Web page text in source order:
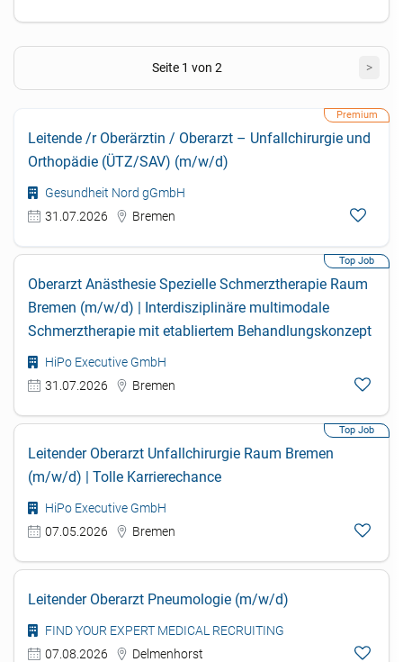
Seite 1 von 2 >
Leitende /r Oberärztin / Oberarzt – Unfallchirurgie und
Orthopädie (ÜTZ/SAV) (m/w/d)
Gesundheit Nord gGmbH
31.07.2026
Bremen
Oberarzt Anästhesie Spezielle Schmerztherapie Raum
Bremen (m/w/d) | Interdisziplinäre multimodale
Schmerztherapie mit etabliertem Behandlungskonzept
HiPo Executive GmbH
31.07.2026
Bremen
Leitender Oberarzt Unfallchirurgie Raum Bremen
(m/w/d) | Tolle Karrierechance
HiPo Executive GmbH
07.05.2026
Bremen
Leitender Oberarzt Pneumologie (m/w/d)
FIND YOUR EXPERT MEDICAL RECRUITING
07.08.2026
Delmenhorst